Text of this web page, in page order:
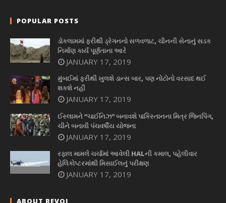
POPULAR POSTS
ડોકલામમાં ફરીથી ડ્રેગનનો સળવળાટ, ચીનની સેનાનું સડક
નિર્માણ કાર્ય પૂર્ણતાના આરે
JANUARY 17, 2019
મુંબઈમાં ફરીથી ખુલશે ડાન્સ બાર, પણ નોટોનો વરસાદ થઈ
શકશે નહીં
JANUARY 17, 2019
ઈસ્લામને “ચાઈનિઝ” બનાવશે પાકિસ્તાનના મિત્ર જિનપિંગ,
ચીને બનાવી પંચવર્ષીય યોજના
JANUARY 17, 2019
રફાલ મામલે ચર્ચામાં આવેલી HALની કમાલ, પહેલીવાર
હેલિકોપ્ટરમાંથી મિસાઈલનું પરીક્ષણ
JANUARY 17, 2019
ABOUT REVOI